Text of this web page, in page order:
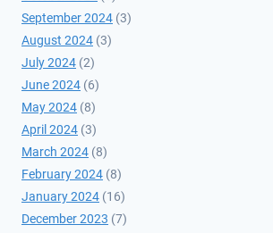
September 2024 (3)
August 2024 (3)
July 2024 (2)
June 2024 (6)
May 2024 (8)
April 2024 (3)
March 2024 (8)
February 2024 (8)
January 2024 (16)
December 2023 (7)